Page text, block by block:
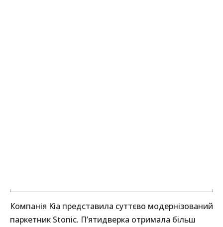
Компанія Kia представила суттєво модернізований
паркетник Stonic. П’ятидверка отримала більш